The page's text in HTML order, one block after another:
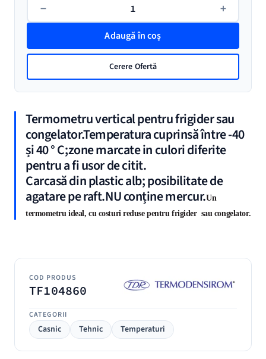
COD PRODUS
TF104860
CATEGORII
Casnic Tehnic Temperaturi
Termometru vertical pentru frigider sau
congelator.Temperatura cuprinsă între -40
și 40 ° C;zone marcate in culori diferite
pentru a fi usor de citit.
Carcasă din plastic alb; posibilitate de
agatare pe raft.NU conține mercur.Un
termometru ideal, cu costuri reduse pentru frigider sau congelator.
−
Termometru
+
Adaugă în coș
Cerere Ofertă